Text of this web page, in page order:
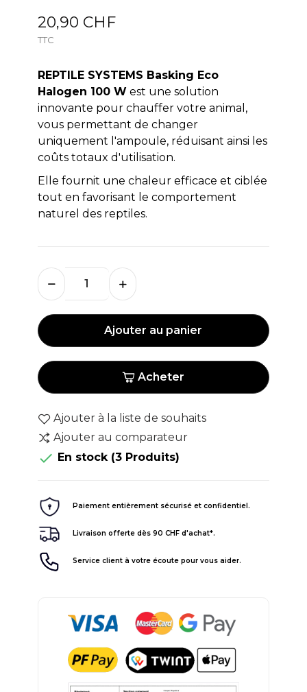
20,90 CHF
TTC
REPTILE SYSTEMS Basking Eco
Halogen 100 West une solution
innovante pour chauffer votre animal,
vous permettant de changer
uniquement l'ampoule, réduisant ainsi les
coûts totaux d'utilisation.
Elle fournit une chaleur efficace et ciblée
tout en favorisant le comportement
naturel des reptiles.
Ajouter au panier
Acheter
Ajouter à la liste de souhaits
Ajouter au comparateur
 En stock (3 Produits)
Paiement entièrement sécurisé et confidentiel.
Livraison offerte dès 90 CHF d'achat*.
Service client à votre écoute pour vous aider.